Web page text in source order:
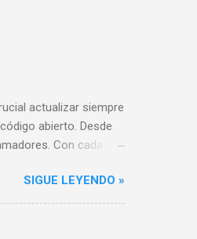
actualizar siempre
abierto. Desde
Con cada una
realizas un
de tu sitio web a la
SIGUE LEYENDO »